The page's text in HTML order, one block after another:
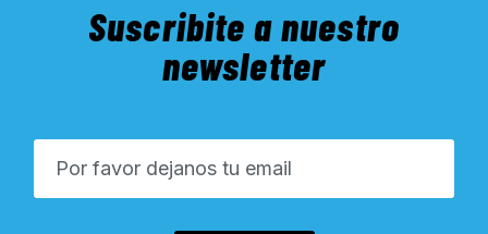
Suscribite a nuestro
newsletter